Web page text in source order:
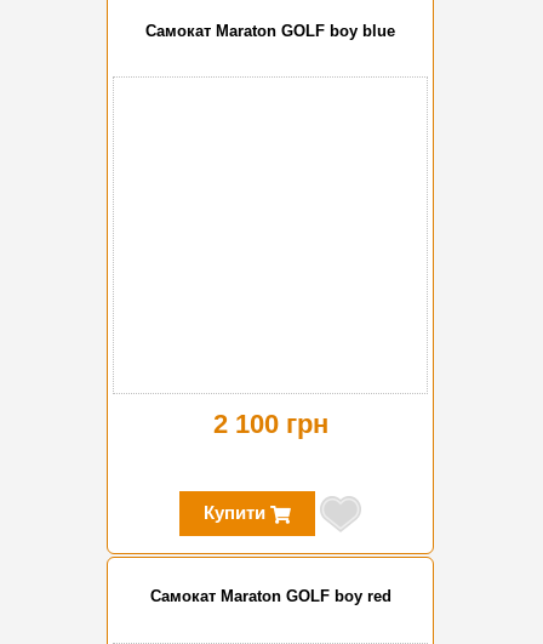
Самокат Maraton GOLF boy blue
2 100 грн
Купити
Самокат Maraton GOLF boy red